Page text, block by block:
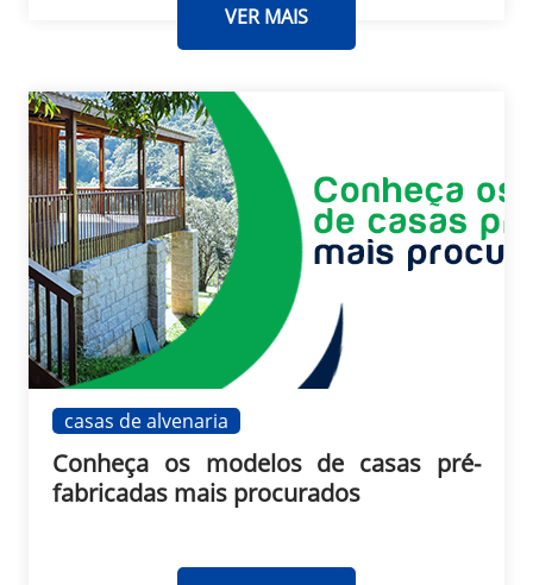
VER MAIS
casas de alvenaria
Conheça os modelos de casas pré-
fabricadas mais procurados